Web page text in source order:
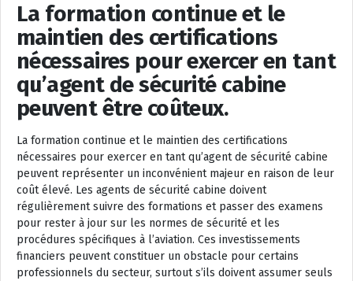
La formation continue et le
maintien des certifications
nécessaires pour exercer en tant
qu’agent de sécurité cabine
peuvent être coûteux.
La formation continue et le maintien des certifications
nécessaires pour exercer en tant qu’agent de sécurité cabine
peuvent représenter un inconvénient majeur en raison de leur
coût élevé. Les agents de sécurité cabine doivent
régulièrement suivre des formations et passer des examens
pour rester à jour sur les normes de sécurité et les
procédures spécifiques à l’aviation. Ces investissements
financiers peuvent constituer un obstacle pour certains
professionnels du secteur, surtout s’ils doivent assumer seuls